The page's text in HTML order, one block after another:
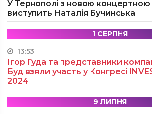
У Тернополі з новою
виступить Наталія Бучинська
1 СЕРПНЯ
13:53
Ігор Гуда та представники
Буд взяли участь у Конгресі
2024
9 ЛИПНЯ